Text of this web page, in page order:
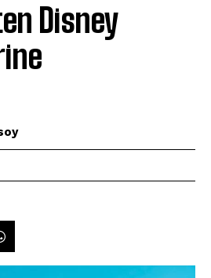
Disney